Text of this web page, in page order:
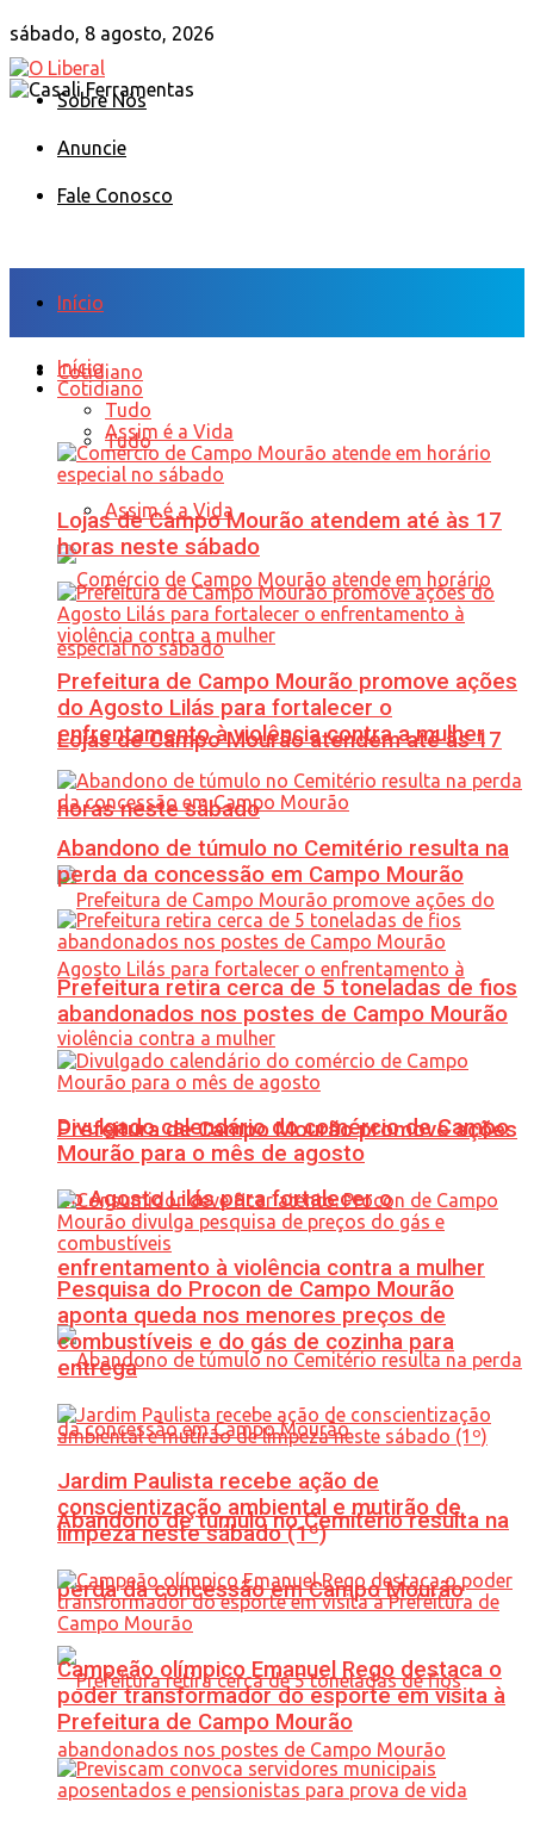
sábado, 8 agosto, 2026
Sobre Nós
Anuncie
Fale Conosco
Início
Cotidiano
Tudo
Assim é a Vida
Lojas de Campo Mourão atendem até às 17
horas neste sábado
Prefeitura de Campo Mourão promove ações
do Agosto Lilás para fortalecer o
enfrentamento à violência contra a mulher
Abandono de túmulo no Cemitério resulta na
perda da concessão em Campo Mourão
Início
Cotidiano
Tudo
Assim é a Vida
Lojas de Campo Mourão atendem até às 17
horas neste sábado
Prefeitura de Campo Mourão promove ações
do Agosto Lilás para fortalecer o
enfrentamento à violência contra a mulher
Abandono de túmulo no Cemitério resulta na
perda da concessão em Campo Mourão
Prefeitura retira cerca de 5 toneladas de fios
abandonados nos postes de Campo Mourão
Divulgado calendário do comércio de Campo
Mourão para o mês de agosto
Pesquisa do Procon de Campo Mourão
aponta queda nos menores preços de
combustíveis e do gás de cozinha para
entrega
Jardim Paulista recebe ação de
conscientização ambiental e mutirão de
limpeza neste sábado (1º)
Campeão olímpico Emanuel Rego destaca o
poder transformador do esporte em visita à
Prefeitura de Campo Mourão